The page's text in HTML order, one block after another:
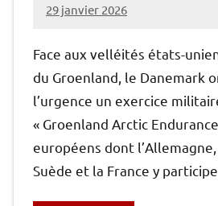
29 janvier 2026
Caporal
Aucun
Face aux velléités états-
du Groenland, le Danemark
l’urgence un exercice
« Groenland Arctic
européens dont
Suède et la France y